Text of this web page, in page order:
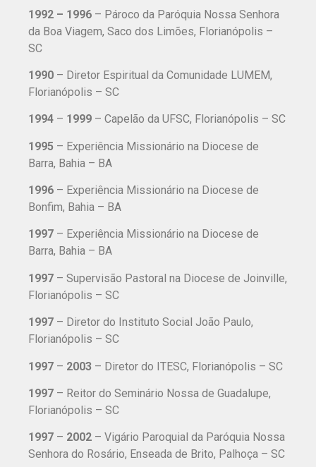
1992 – 1996 – Pároco da Paróquia Nossa Senhora
da Boa Viagem, Saco dos Limões, Florianópolis –
SC
1990 – Diretor Espiritual da Comunidade LUMEM,
Florianópolis – SC
1994 – 1999 – Capelão da UFSC, Florianópolis – SC
1995 – Experiência Missionário na Diocese de
Barra, Bahia – BA
1996 – Experiência Missionário na Diocese de
Bonfim, Bahia – BA
1997 – Experiência Missionário na Diocese de
Barra, Bahia – BA
1997 – Supervisão Pastoral na Diocese de Joinville,
Florianópolis – SC
1997 – Diretor do Instituto Social João Paulo,
Florianópolis – SC
1997 – 2003 – Diretor do ITESC, Florianópolis – SC
1997 – Reitor do Seminário Nossa de Guadalupe,
Florianópolis – SC
1997 – 2002 – Vigário Paroquial da Paróquia Nossa
Senhora do Rosário, Enseada de Brito, Palhoça – SC